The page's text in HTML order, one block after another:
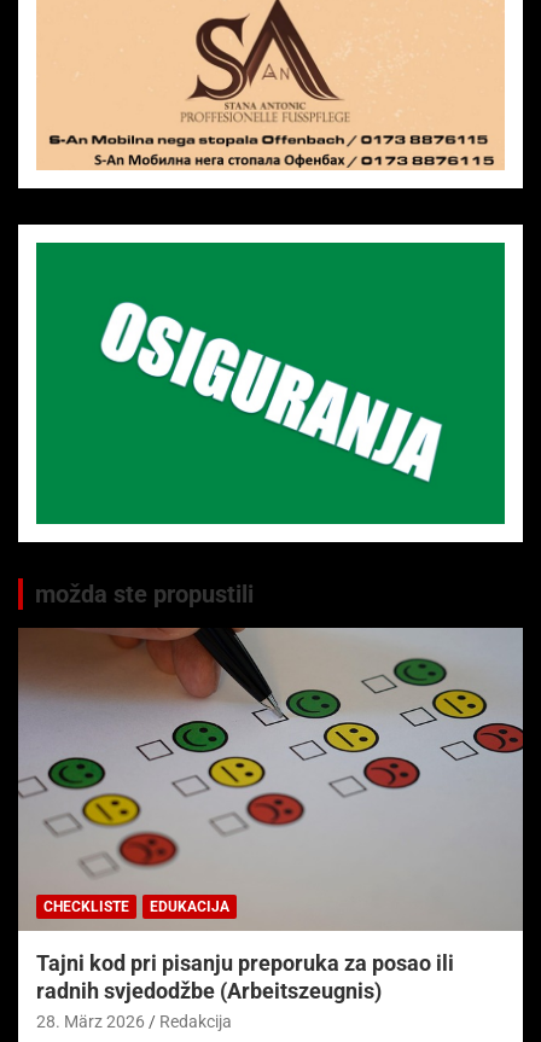
možda ste propustili
CHECKLISTE EDUKACIJA
Tajni kod pri pisanju preporuka za posao ili
radnih svjedodžbe (Arbeitszeugnis)
28. März 2026 Redakcija